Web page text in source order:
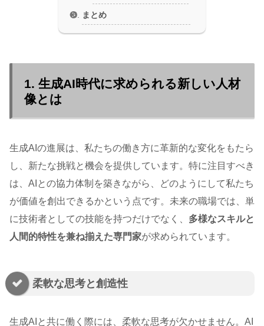
まとめ
1. 生成AI時代に求められる新しい人材
像とは
生成AIの進展は、私たちの働き方に革新的な変化をもたら
し、新たな挑戦と機会を提供しています。特に注目すべき
は、AIとの協力体制を築きながら、どのようにして私たち
が価値を創出できるかという点です。未来の職場では、単
に技術者としての技能を持つだけでなく、 多様なスキルと
人間的特性を兼ね揃えた専門家が求められています。
柔軟な思考と創造性
生成AIと共に働く際には、柔軟な思考が欠かせません。AI